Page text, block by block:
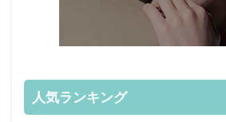
人気ランキング